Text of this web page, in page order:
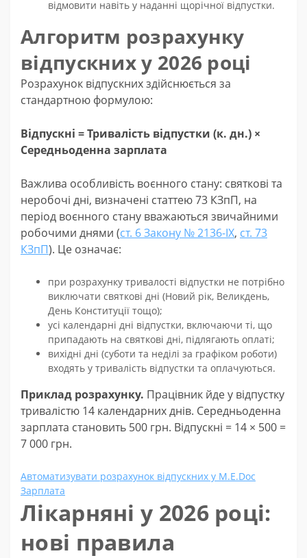
відмовити навіть у наданні щорічної відпустки.
Алгоритм розрахунку
відпускних у 2026 році
Розрахунок відпускних здійснюється за
стандартною формулою:
Відпускні = Тривалість відпустки (к. дн.) ×
Середньоденна зарплата
Важлива особливість воєнного стану: святкові та
неробочі дні, визначені статтею 73 КЗпП, на
період воєнного стану вважаються звичайними
робочими днями (ст. 6 Закону № 2136-IX, ст. 73
КЗпП). Це означає:
при розрахунку тривалості відпустки не потрібно
виключати святкові дні (Новий рік, Великдень,
День Конституції тощо);
усі календарні дні відпустки, включаючи ті, що
припадають на святкові дні, підлягають оплаті;
вихідні дні (суботи та неділі за графіком роботи)
входять у тривалість відпустки та оплачуються.
Приклад розрахунку. Працівник йде у відпустку
тривалістю 14 календарних днів. Середньоденна
зарплата становить 500 грн. Відпускні = 14 × 500 =
7 000 грн.
Автоматизувати розрахунок відпускних у M.E.Doc
Зарплата
Лікарняні у 2026 році:
нові правила